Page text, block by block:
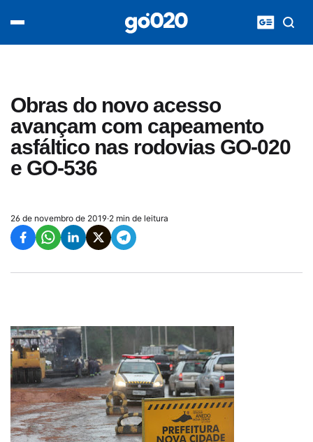
Obras do novo acesso
avançam com capeamento
asfáltico nas rodovias GO-020
e GO-536
26 de novembro de 2019·2 min de leitura
acontece agora
entretenimento
vídeos
pod020